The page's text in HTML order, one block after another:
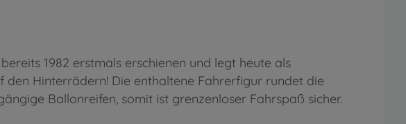
1982 erstmals erschienen und legt heute als
Hinterrädern! Die enthaltene Fahrerfigur rundet die
Ballonreifen, somit ist grenzenloser Fahrspaß sicher.